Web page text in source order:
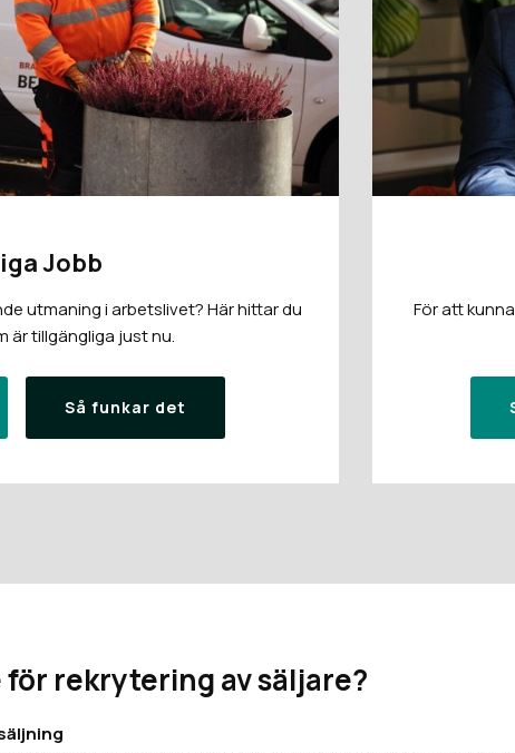
Jobb
utmaning i arbetslivet? Här hittar du
är tillgängliga just nu.
Så funkar det
För att
rekrytering av säljare?